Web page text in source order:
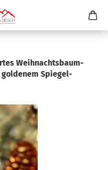
Weihnachtsbaum-
Spiegel-